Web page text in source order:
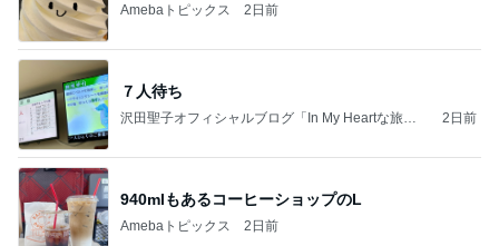
Amebaトピックス 2日前
７人待ち
沢田聖子オフィシャルブログ「In My Heartな旅日
2日前
940mlもあるコーヒーショップのL
Amebaトピックス 2日前